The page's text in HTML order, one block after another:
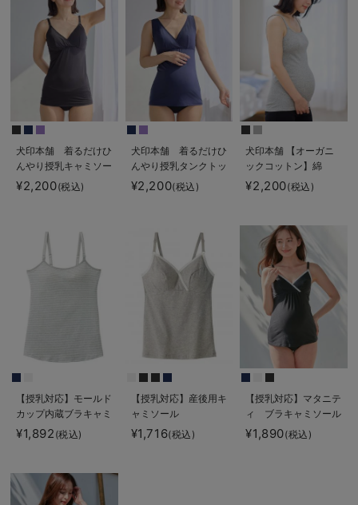
犬印本舗 着るだけひ
んやり授乳キャミソー
ル【出産後も長く使え
る】接触冷感
¥2,200(税込)
犬印本舗 着るだけひ
んやり授乳タンクトッ
プ【出産後も長く使え
る】接触冷感
¥2,200(税込)
犬印本舗 【オーガニ
ックコットン】綿
100％の肌にやさしい
授乳ができるキャミソ
える】
¥2,200(税込)
【授乳対応】モールド
カップ内蔵ブラキャミ
【出産後も長く使え
る】
¥1,892 (税込)
【授乳対応】産後用キ
ャミソール
¥1,716(税込)
【授乳対応】マタニテ
ィ ブラキャミソール
【出産後も長く使え
る】
¥1,890(税込)